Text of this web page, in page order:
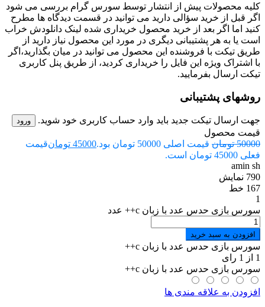
کلیه محصولات پیش از انتشار توسط سورس گرام بررسی می شود
اگر قبل از خرید سؤالی دارید می توانید در قسمت دیدگاه ها مطرح
کنید اما اگر بعد از خرید محصول خریداری شده لینک دانلودش خراب
است یا به هر پشتیبانی دیگری در مورد این محصول نیاز دارید از
طریق تیکت با فروشنده این محصول می توانید در میان بگذارید،اگر
با اشتراک ویژه این فایل را خریداری کردید، از طریق پنل کاربری
تیکت ارسال بفرمایید.
روشهای پشتیبانی
جهت ارسال تیکت جدید باید وارد حساب کاربری خود شوید. ورود
قیمت محصول
50000 تومان قیمت اصلی 50000 تومان بود. 45000 تومانقیمت
فعلی 45000 تومان است.
amin sh
790 نمایش
167 خط
1
سورس بازی حدس عدد با زبان c++ عدد
افزودن به سبد خرید
سورس بازی حدس عدد با زبان c++
1 از 1 رای
سورس بازی حدس عدد با زبان c++
افزودن به علاقه مندی ها